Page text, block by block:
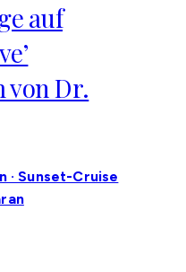
auf
von Dr.